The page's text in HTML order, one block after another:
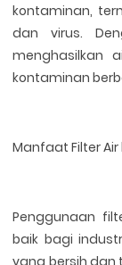
kontaminan,
dan virus.
menghasilkan
kontaminan
Manfaat Filter
Penggunaan
baik bagi
yang bersih